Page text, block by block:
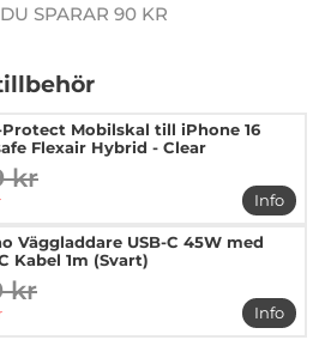
pris
DU SPARAR 90 KR
Protect Mobilskal till iPhone 16
Flexair Hybrid - Clear
pris
kr
Info
mer
Väggladdare USB-C 45W med
Kabel 1m (Svart)
pris
kr
Info
mer